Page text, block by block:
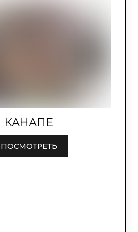
КАНАПЕ
ПОСМОТРЕТЬ